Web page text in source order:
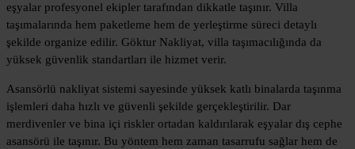
eşyalar profesyonel ekipler tarafından dikkatle taşınır. Villa
taşımalarında hem paketleme hem de yerleştirme süreci detaylı
şekilde organize edilir. Göktur Nakliyat, villa taşımacılığında da
yüksek güvenlik standartları ile hizmet verir.
Asansörlü nakliyat sistemi sayesinde yüksek katlı binalarda taşınma
işlemleri daha hızlı ve güvenli şekilde gerçekleştirilir. Dar
merdivenler ve bina içi riskler ortadan kaldırılarak eşyalar dış cephe
asansörü ile taşınır. Bu yöntem hem zaman tasarrufu sağlar hem de